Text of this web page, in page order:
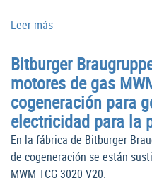
Leer más
Bitburger
motores de gas
cogeneración para
electricidad para la
En la fábrica de Bitburger
de cogeneración se están
MWM TCG 3020 V20.